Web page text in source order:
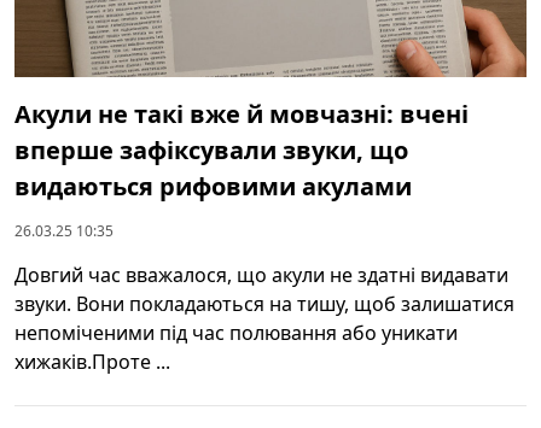
Акули не такі вже й мовчазні: вчені
вперше зафіксували звуки, що
видаються рифовими акулами
26.03.25 10:35
Довгий час вважалося, що акули не здатні видавати
звуки. Вони покладаються на тишу, щоб залишатися
непоміченими під час полювання або уникати
хижаків.Проте ...